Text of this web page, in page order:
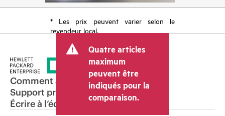
* Les prix peuvent varier selon le
revendeur local.
Quatre articles
maximum
peuvent être
indiqués pour la
comparaison.
Comment acheter
Support produit
Écrire à l’équipe commerciale